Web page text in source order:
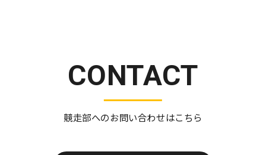
CONTACT
競走部へのお問い合わせはこちら